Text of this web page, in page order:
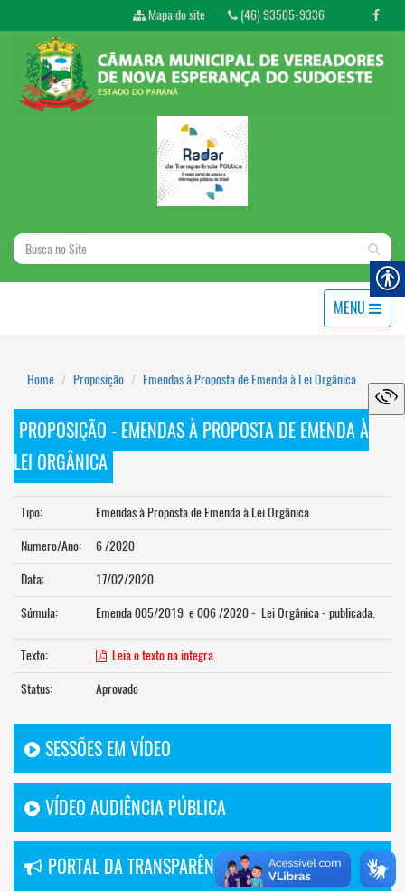
Mapa do site (46) 93505-9336
MENU
Home Proposição Emendas à Proposta de Emenda à Lei Orgânica
PROPOSIÇÃO - EMENDAS À PROPOSTA DE EMENDA À
LEI ORGÂNICA
Tipo:
Emendas à Proposta de Emenda à Lei Orgânica
Numero/Ano:
6 /2020
Data:
17/02/2020
Súmula:
Emenda 005/2019 e 006 /2020 - Lei Orgânica - publicada.
Texto:
Leia o texto na integra
Status:
Aprovado
SESSÕES EM VÍDEO
VÍDEO AUDIÊNCIA PÚBLICA
PORTAL DA TRANSPARÊNCIA